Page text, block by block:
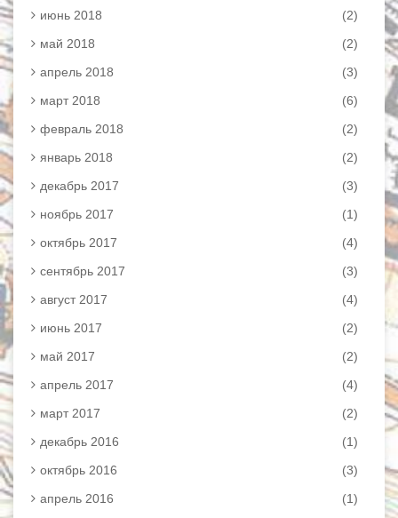
июнь 2018
(2)
май 2018
(2)
апрель 2018
(3)
март 2018
(6)
февраль 2018
(2)
январь 2018
(2)
декабрь 2017
(3)
ноябрь 2017
(1)
октябрь 2017
(4)
сентябрь 2017
(3)
август 2017
(4)
июнь 2017
(2)
май 2017
(2)
апрель 2017
(4)
март 2017
(2)
декабрь 2016
(1)
октябрь 2016
(3)
апрель 2016
(1)